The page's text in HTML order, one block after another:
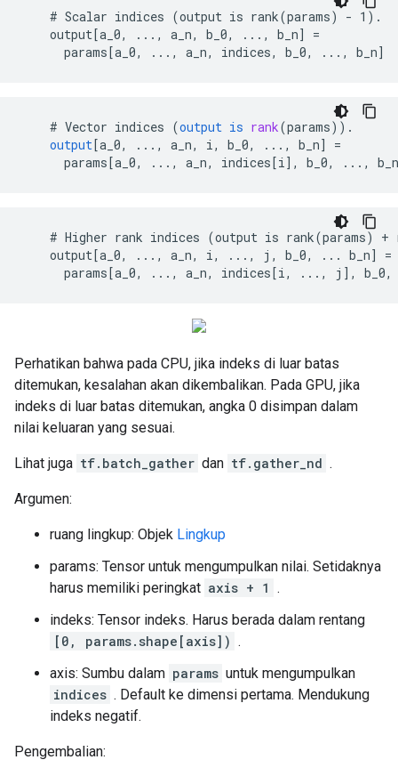
    # Scalar indices (output is rank(params) - 1).
    output[a_0, ..., a_n, b_0, ..., b_n] =
      params[a_0, ..., a_n, indices, b_0, ..., b_n]
    #
Vector indices (output is rank(params)).
output[a_0, ..., a_n, i, b_0, ..., b_n]
=
params[a_0, ..., a_n, indices[i] , b_0, ..., b_n
# Higher rank indices (output is rank(params) +
    output[a_0, ..., a_n, i, ..., j, b_0, ... b_n] =
params[a_0, ..., a_n, indices[i, ..., j], b_0,
Perhatikan bahwa pada CPU, jika indeks di luar batas
ditemukan, kesalahan akan dikembalikan. Pada GPU, jika
indeks di luar batas ditemukan, angka 0 disimpan dalam
nilai keluaran yang sesuai.
Lihat juga tf.batch_gather dan tf.gather_nd .
Argumen:
ruang lingkup: Objek Lingkup
params: Tensor untuk mengumpulkan nilai. Setidaknya
harus memiliki peringkat axis + 1 .
indeks: Tensor indeks. Harus berada dalam rentang
[0, params.shape[axis]) .
axis: Sumbu dalam params untuk mengumpulkan
indices . Default ke dimensi pertama. Mendukung
indeks negatif.
Pengembalian: